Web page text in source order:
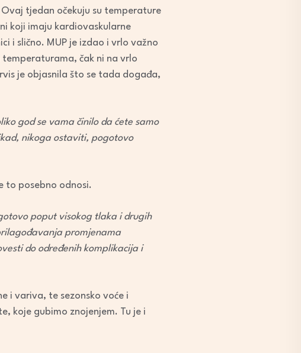
tjedan očekuju su temperature
koji imaju kardiovaskularne
i slično. MUP je izdao i vrlo važno
čak ni na vrlo
je objasnila što se tada događa,
god se vama činilo da ćete samo
nikoga ostaviti, pogotovo
to posebno odnosi.
poput visokog tlaka i drugih
promjenama
do određenih komplikacija i
i variva, te sezonsko voće i
koje gubimo znojenjem. Tu je i